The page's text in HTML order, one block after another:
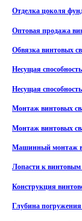
Отделка цоколя
Оптовая продажа
Обвязка винтовых
Несущая
Несущая
Монтаж винтовых
Монтаж винтовых
Машинный монтаж
Лопасти к винтовым
Конструкция
Глубина